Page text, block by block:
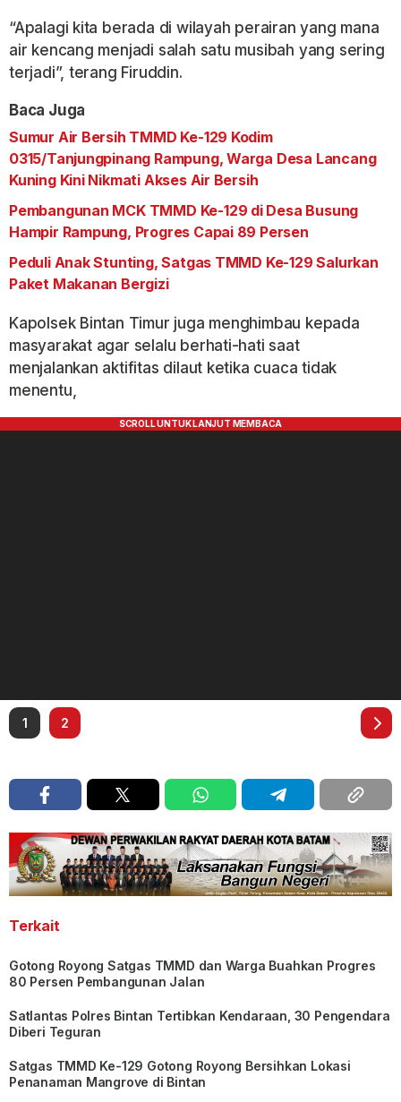
“Apalagi kita berada di wilayah perairan yang mana
air kencang menjadi salah satu musibah yang sering
terjadi”, terang Firuddin.
Baca Juga
Sumur Air Bersih TMMD Ke-129 Kodim
0315/Tanjungpinang Rampung, Warga Desa Lancang
Kuning Kini Nikmati Akses Air Bersih
Pembangunan MCK TMMD Ke-129 di Desa Busung
Hampir Rampung, Progres Capai 89 Persen
Peduli Anak Stunting, Satgas TMMD Ke-129 Salurkan
Paket Makanan Bergizi
Kapolsek Bintan Timur juga menghimbau kepada
masyarakat agar selalu berhati-hati saat
menjalankan aktifitas dilaut ketika cuaca tidak
menentu,
1 2
Terkait
Gotong Royong Satgas TMMD dan Warga Buahkan Progres
80 Persen Pembangunan Jalan
Satlantas Polres Bintan Tertibkan Kendaraan, 30 Pengendara
Diberi Teguran
Satgas TMMD Ke-129 Gotong Royong Bersihkan Lokasi
Penanaman Mangrove di Bintan